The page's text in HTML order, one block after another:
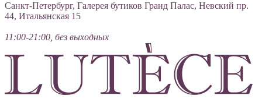
Санкт-Петербург, Галерея бутиков Гранд Палас, Невский пр.
44, Итальянская 15
11:00-21:00, без выходных